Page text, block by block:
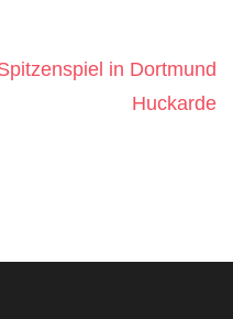
in Dortmund
Huckarde